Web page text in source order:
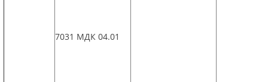
7031 МДК 04.01